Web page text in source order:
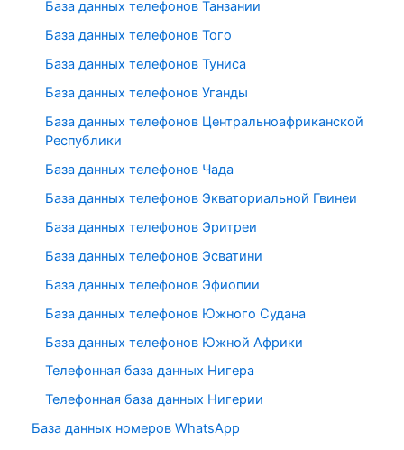
База данных телефонов Танзании
База данных телефонов Того
База данных телефонов Туниса
База данных телефонов Уганды
База данных телефонов Центральноафриканской
Республики
База данных телефонов Чада
База данных телефонов Экваториальной Гвинеи
База данных телефонов Эритреи
База данных телефонов Эсватини
База данных телефонов Эфиопии
База данных телефонов Южного Судана
База данных телефонов Южной Африки
Телефонная база данных Нигера
Телефонная база данных Нигерии
База данных номеров WhatsApp